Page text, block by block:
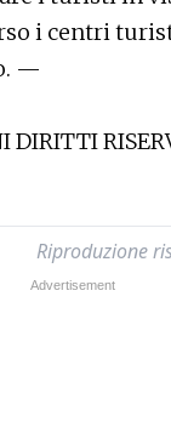
i centri
—
DIRITTI
Riproduzione